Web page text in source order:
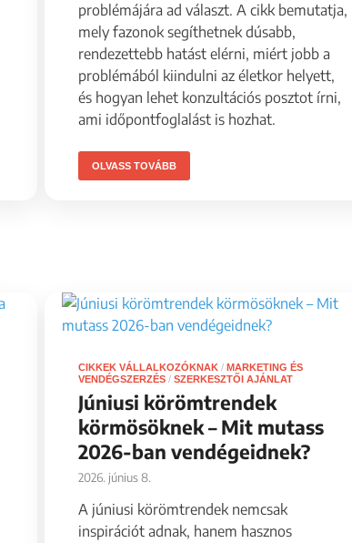
problémájára ad választ. A cikk bemutatja,
mely fazonok segíthetnek dúsabb,
rendezettebb hatást elérni, miért jobb a
problémából kiindulni az életkor helyett,
és hogyan lehet konzultációs posztot írni,
ami időpontfoglalást is hozhat.
OLVASS TOVÁBB
CIKKEK VÁLLALKOZÓKNAK/ MARKETING ÉS
VENDÉGSZERZÉS/ SZERKESZTŐI AJÁNLAT
Júniusi körömtrendek
körmösöknek – Mit mutass
2026-ban vendégeidnek?
2026. június 8.
A júniusi körömtrendek nemcsak
inspirációt adnak, hanem hasznos